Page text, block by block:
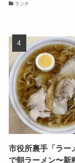
ランチ
市役所裏手「ラー
で朝ラーメン〜新